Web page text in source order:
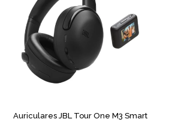
Auriculares JBL Tour One M3 Smart